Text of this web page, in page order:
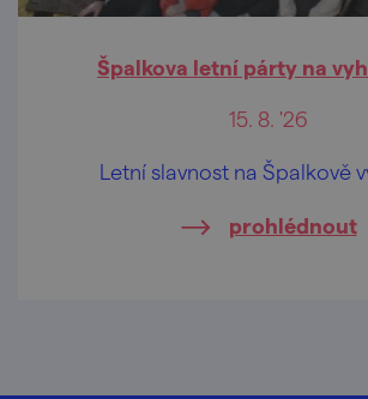
Špalkova letní párty na
15. 8. '26
Letní slavnost na Špalkově
prohlédnout